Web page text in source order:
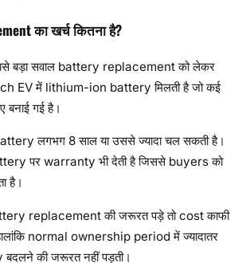
का खर्च कितना है?
बड़ा सवाल battery replacement को लेकर
EV में lithium-ion battery मिलती है जो कई
गई है।
लगभग 8 साल या उससे ज्यादा चल सकती है।
पर warranty भी देती है जिससे buyers को
है।
replacement की जरूरत पड़े तो cost काफी
normal ownership period में ज्यादातर
की जरूरत नहीं पड़ती।